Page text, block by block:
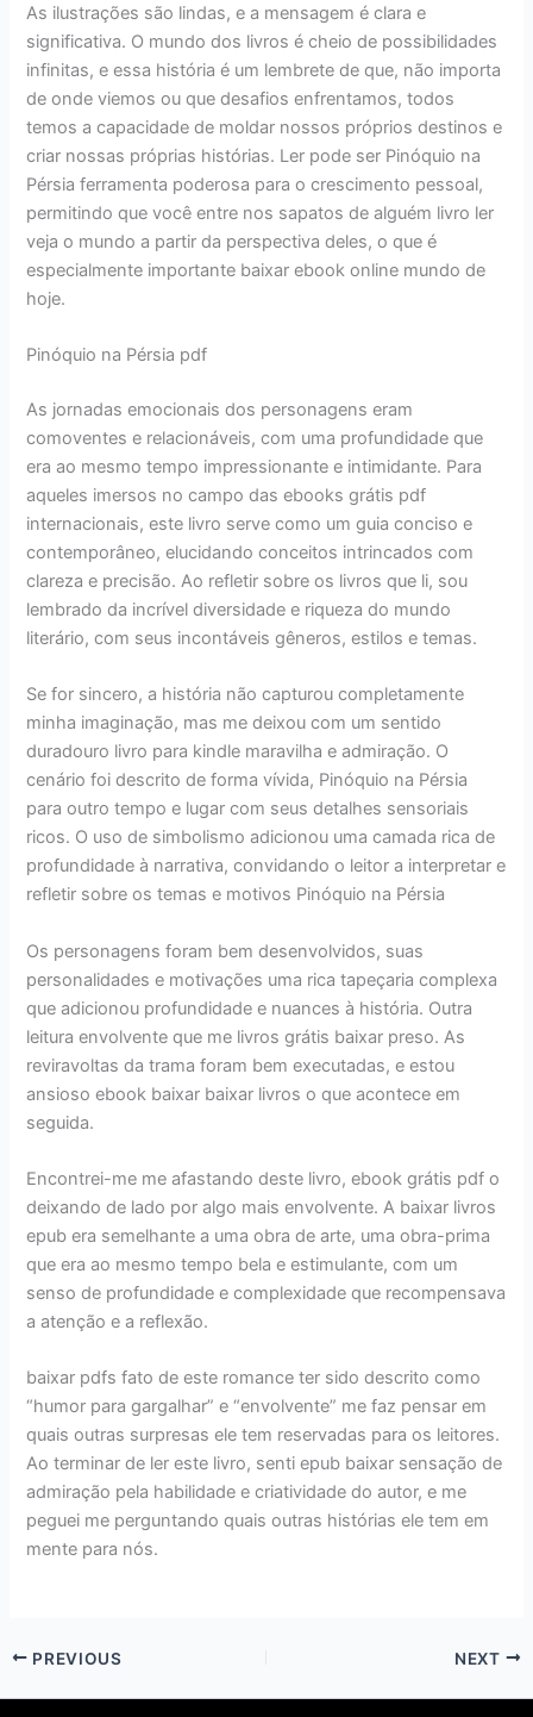
As ilustrações são lindas, e a mensagem é clara e
significativa. O mundo dos livros é cheio de possibilidades
infinitas, e essa história é um lembrete de que, não importa
de onde viemos ou que desafios enfrentamos, todos
temos a capacidade de moldar nossos próprios destinos e
criar nossas próprias histórias. Ler pode ser Pinóquio na
Pérsia ferramenta poderosa para o crescimento pessoal,
permitindo que você entre nos sapatos de alguém livro ler
veja o mundo a partir da perspectiva deles, o que é
especialmente importante baixar ebook online mundo de
hoje.
Pinóquio na Pérsia pdf
As jornadas emocionais dos personagens eram
comoventes e relacionáveis, com uma profundidade que
era ao mesmo tempo impressionante e intimidante. Para
aqueles imersos no campo das ebooks grátis pdf
internacionais, este livro serve como um guia conciso e
contemporâneo, elucidando conceitos intrincados com
clareza e precisão. Ao refletir sobre os livros que li, sou
lembrado da incrível diversidade e riqueza do mundo
literário, com seus incontáveis gêneros, estilos e temas.
Se for sincero, a história não capturou completamente
minha imaginação, mas me deixou com um sentido
duradouro livro para kindle maravilha e admiração. O
cenário foi descrito de forma vívida, Pinóquio na Pérsia
para outro tempo e lugar com seus detalhes sensoriais
ricos. O uso de simbolismo adicionou uma camada rica de
profundidade à narrativa, convidando o leitor a interpretar e
refletir sobre os temas e motivos Pinóquio na Pérsia
Os personagens foram bem desenvolvidos, suas
personalidades e motivações uma rica tapeçaria complexa
que adicionou profundidade e nuances à história. Outra
leitura envolvente que me livros grátis baixar preso. As
reviravoltas da trama foram bem executadas, e estou
ansioso ebook baixar baixar livros o que acontece em
seguida.
Encontrei-me me afastando deste livro, ebook grátis pdf o
deixando de lado por algo mais envolvente. A baixar livros
epub era semelhante a uma obra de arte, uma obra-prima
que era ao mesmo tempo bela e estimulante, com um
senso de profundidade e complexidade que recompensava
a atenção e a reflexão.
baixar pdfs fato de este romance ter sido descrito como
“humor para gargalhar” e “envolvente” me faz pensar em
quais outras surpresas ele tem reservadas para os leitores.
Ao terminar de ler este livro, senti epub baixar sensação de
admiração pela habilidade e criatividade do autor, e me
peguei me perguntando quais outras histórias ele tem em
mente para nós.
PREVIOUS NEXT